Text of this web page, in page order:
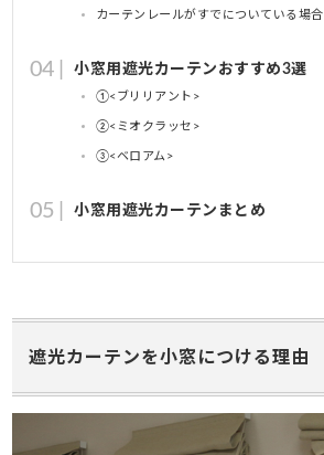
カーテンレールがすでについている場合
小窓用遮光カーテンおすすめ3選
①<ブリリアント>
②<ミオクラッセ>
③<ベロアム>
小窓用遮光カーテンまとめ
遮光カーテンを小窓につける理由